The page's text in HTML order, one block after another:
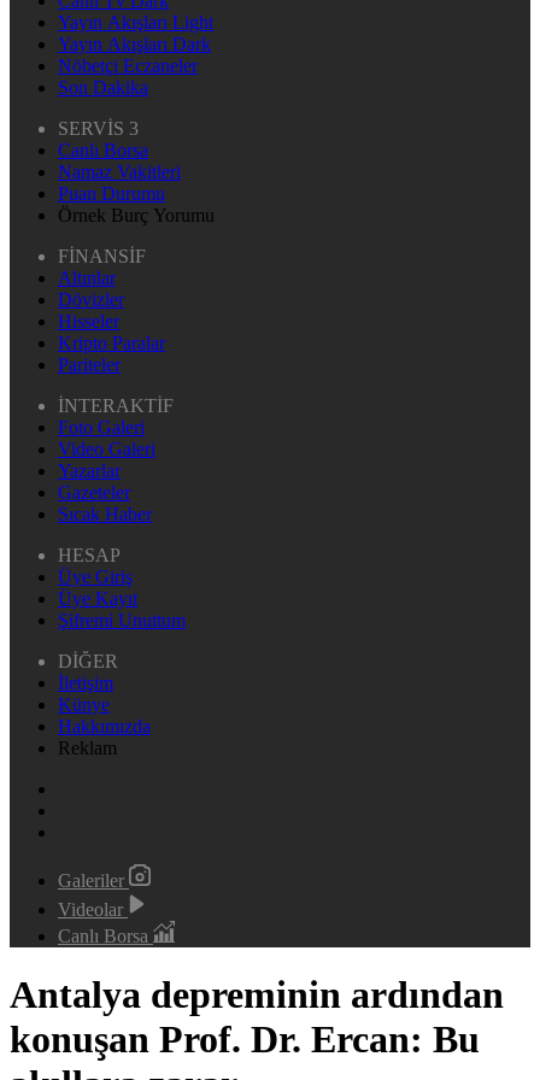
Yayın Akışları Light
Yayın Akışları Dark
Nöbetçi Eczaneler
Son Dakika
SERVİS 3
Canlı Borsa
Namaz Vakitleri
Puan Durumu
Örnek Burç Yorumu
FİNANSİF
Altınlar
Dövizler
Hisseler
Kripto Paralar
Pariteler
İNTERAKTİF
Foto Galeri
Video Galeri
Yazarlar
Gazeteler
Sıcak Haber
HESAP
Üye Giriş
Üye Kayıt
Şifremi Unuttum
DİĞER
İletişim
Künye
Hakkımızda
Reklam
Galeriler
Videolar
Canlı Borsa
Antalya depreminin ardından
konuşan Prof. Dr. Ercan: Bu